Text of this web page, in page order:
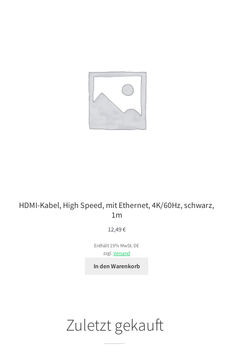
HDMI-Kabel, High Speed, mit Ethernet, 4K/60Hz, schwarz,
1m
12,49€
Enthält 19% MwSt. DE
zzgl.Versand
In den Warenkorb
Zuletzt gekauft